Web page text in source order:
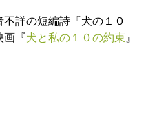
詳の短編詩『犬の１０
画『犬と私の１０の約束 』